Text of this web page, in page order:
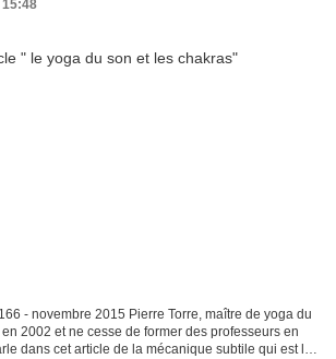
15:48
- novembre 2015 Pierre Torre, maître de yoga du
2002 et ne cesse de former des professeurs en
dans cet article de la mécanique subtile qui est le